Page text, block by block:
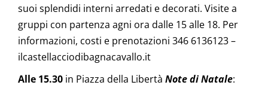
suoi splendidi interni arredati e decorati. Visite a
gruppi con partenza agni ora dalle 15 alle 18. Per
informazioni, costi e prenotazioni 346 6136123 –
ilcastellacciodibagnacavallo.it
Alle 15.30 in Piazza della Libertà Note di Natale: